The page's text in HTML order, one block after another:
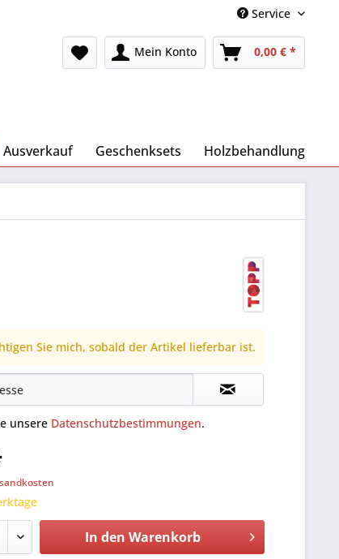
Service
Mein Konto 0,00 € *
Ausverkauf Geschenksets Holzbehandlung
Sie mich, sobald der Artikel lieferbar ist.
unsere Datenschutzbestimmungen.
In den Warenkorb